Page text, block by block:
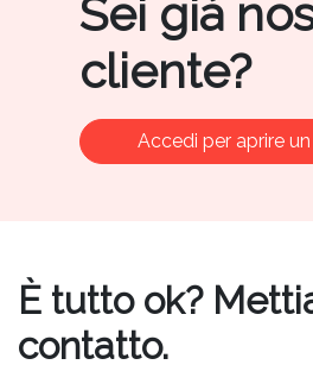
Sei già
cliente?
Accedi per aprire
È tutto ok?
contatto.